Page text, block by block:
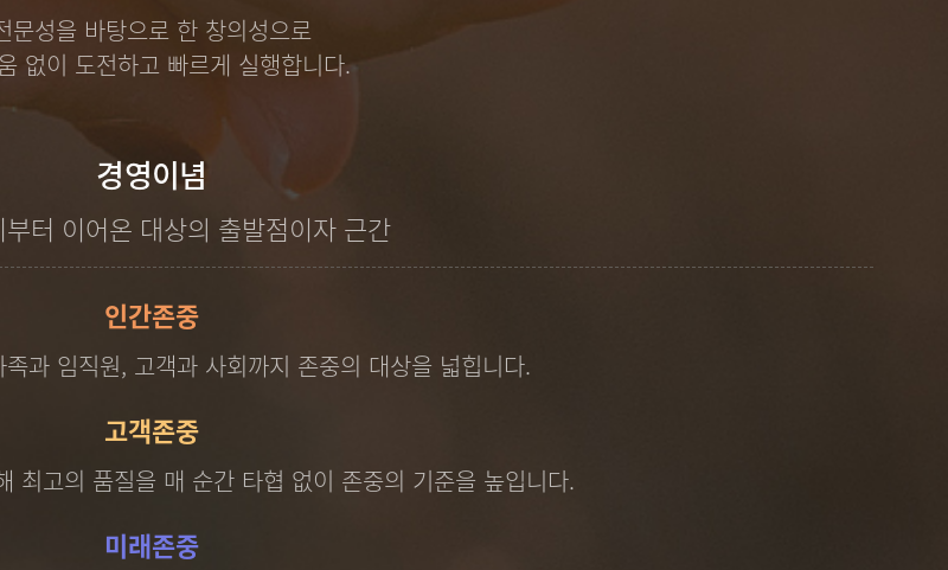
문성을 바탕으로 한 창의성으로
없이 도전하고 빠르게 실행합니다.
경영이념
터 이어온 대상의 출발점이자 근간
인간존중
과 임직원, 고객과 사회까지 존중의 대상을 넓힙니다.
고객존중
최고의 품질을 매 순간 타협 없이 존중의 기준을 높입니다.
미래존중